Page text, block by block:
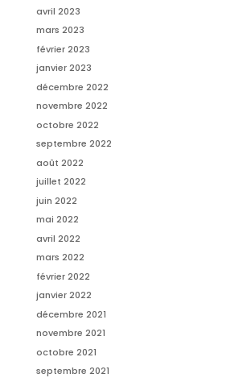
avril 2023
mars 2023
février 2023
janvier 2023
décembre 2022
novembre 2022
octobre 2022
septembre 2022
août 2022
juillet 2022
juin 2022
mai 2022
avril 2022
mars 2022
février 2022
janvier 2022
décembre 2021
novembre 2021
octobre 2021
septembre 2021